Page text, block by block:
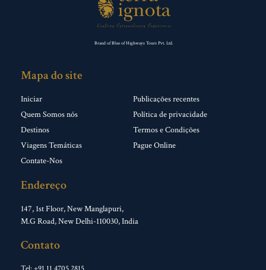
Brand of Blue of Highways Tours Pvt. Ltd.
Mapa do site
Iniciar
Quem Somos nós
Destinos
Viagens Temáticas
Contate-Nos
Publicações recentes
Política de privacidade
Termos e Condições
Pague Online
Endereço
147, 1st Floor, New Manglapuri,
M.G Road, New Delhi-110030, India
Contato